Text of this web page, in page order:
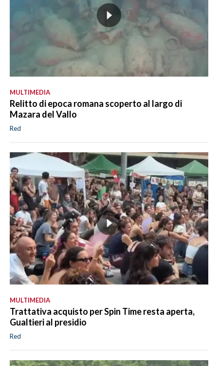
MULTIMEDIA
Relitto di epoca romana scoperto al largo di
Mazara del Vallo
Red
MULTIMEDIA
Trattativa acquisto per Spin Time resta aperta,
Gualtieri al presidio
Red